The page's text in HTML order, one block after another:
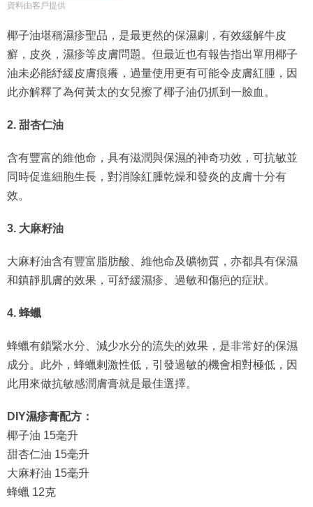
資料由客戶提供
椰子油堪稱濕疹聖品，是最更然的保濕劇，有效緩解牛皮
癬，皮炎，濕疹等皮膚問題。但最近也有報告指出單用椰子
油未必能紓緩皮膚痕癢，過量使用更有可能令皮膚紅腫，因
此亦解釋了為何黃太的女兒擦了椰子油仍抓到一臉血。
2. 甜杏仁油
含有豐富的維他命，具有滋潤與保濕的神奇功效，可抗敏並
同時促進細胞生長，對消除紅腫乾燥和發炎的皮膚十分有
效。
3. 大麻籽油
大麻籽油含有豐富脂肪酸、維他命及礦物質，亦都具有保濕
和鎮靜肌膚的效果，可紓緩濕疹、過敏和傷疤的症狀。
4. 蜂蠟
蜂蠟有鎖緊水分、減少水分的流失的效果，是非常好的保濕
成分。此外，蜂蠟剌激性低，引發過敏的機會相對極低，因
此用來做抗敏感潤膚膏就是最佳選擇。
DIY濕疹膏配方：
椰子油 15毫升
甜杏仁油 15毫升
大麻籽油 15毫升
蜂蠟 12克